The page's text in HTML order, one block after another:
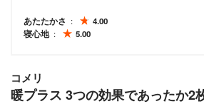
あたたかさ
4.00
寝心地
5.00
コメリ
暖プラス 3つの効果であったか2